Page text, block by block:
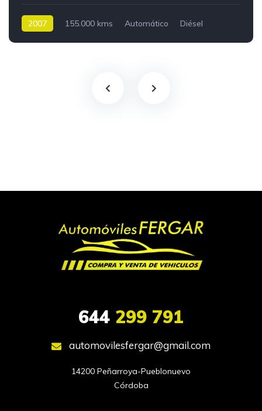
2007 155.000 kms Automático Diésel
644 299 791
automovilesfergar@gmail.com
14200 Peñarroya-Pueblonuevo
Córdoba